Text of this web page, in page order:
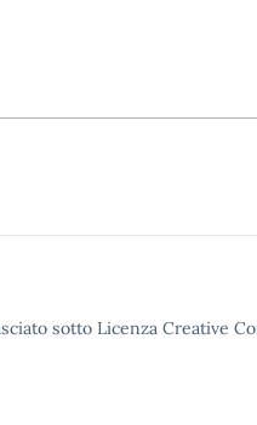
sotto Licenza Creative